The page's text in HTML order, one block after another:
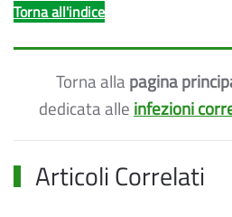
Torna all'indice
Torna alla pagina
dedicata alle infezioni
Articoli Correlati